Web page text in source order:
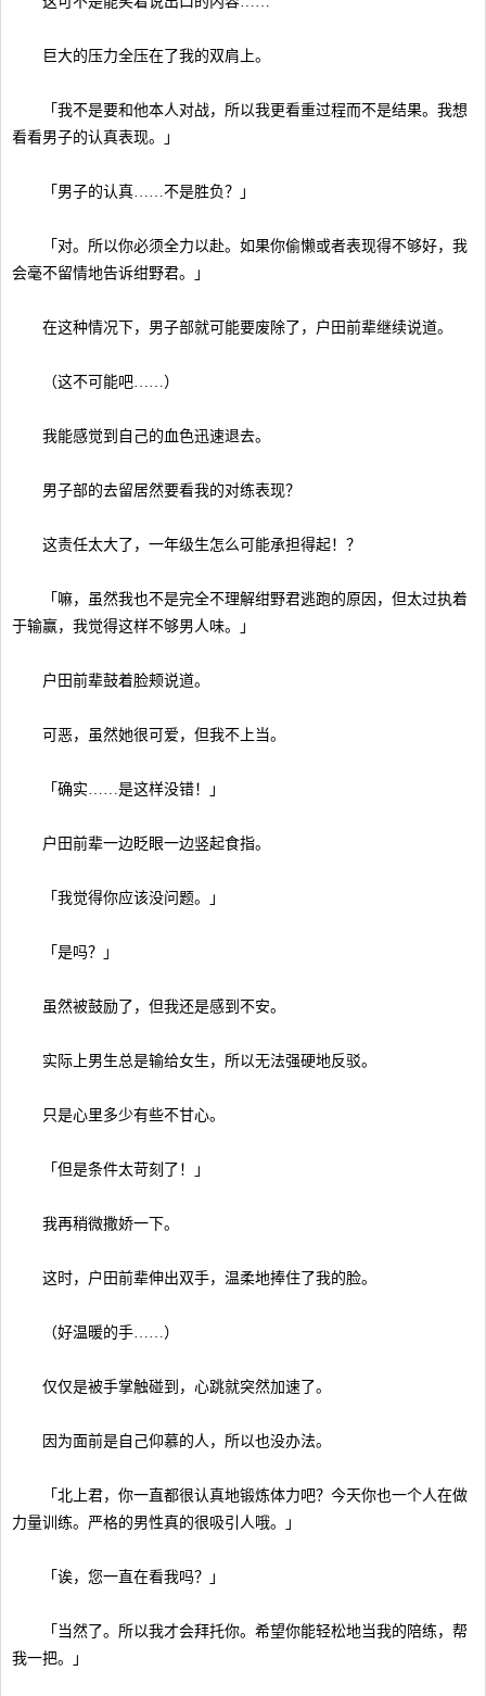
巨大的压力全压在了我的双肩上。
「我不是要和他本人对战，所以我更看重过程而不是结果。我想
看看男子的认真表现。」
「男子的认真……不是胜负？」
「对。所以你必须全力以赴。如果你偷懒或者表现得不够好，我
会毫不留情地告诉绀野君。」
在这种情况下，男子部就可能要废除了，户田前辈继续说道。
（这不可能吧……）
我能感觉到自己的血色迅速退去。
男子部的去留居然要看我的对练表现？
这责任太大了，一年级生怎么可能承担得起！？
「嘛，虽然我也不是完全不理解绀野君逃跑的原因，但太过执着
于输赢，我觉得这样不够男人味。」
户田前辈鼓着脸颊说道。
可恶，虽然她很可爱，但我不上当。
「确实……是这样没错！」
户田前辈一边眨眼一边竖起食指。
「我觉得你应该没问题。」
「是吗？」
虽然被鼓励了，但我还是感到不安。
实际上男生总是输给女生，所以无法强硬地反驳。
只是心里多少有些不甘心。
「但是条件太苛刻了！」
我再稍微撒娇一下。
这时，户田前辈伸出双手，温柔地捧住了我的脸。
（好温暖的手……）
仅仅是被手掌触碰到，心跳就突然加速了。
因为面前是自己仰慕的人，所以也没办法。
「北上君，你一直都很认真地锻炼体力吧？今天你也一个人在做
力量训练。严格的男性真的很吸引人哦。」
「诶，您一直在看我吗？」
「当然了。所以我才会拜托你。希望你能轻松地当我的陪练，帮
我一把。」